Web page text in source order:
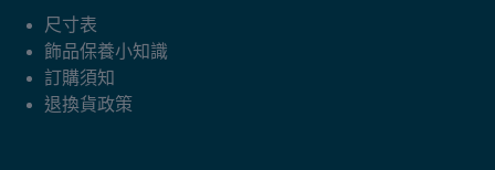
尺寸表
飾品保養小知識
訂購須知
退換貨政策